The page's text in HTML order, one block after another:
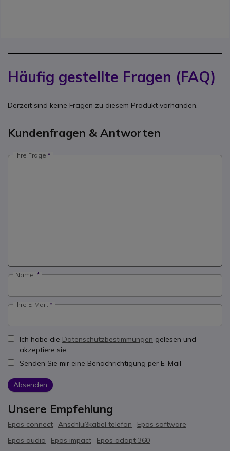
Häufig gestellte Fragen (FAQ)
Derzeit sind keine Fragen zu diesem Produkt vorhanden.
Kundenfragen & Antworten
Ihre Frage
Name:
Ihre E-Mail:
Ich habe die Datenschutzbestimmungen gelesen und
akzeptiere sie.
Senden Sie mir eine Benachrichtigung per E-Mail
Absenden
Unsere Empfehlung
Epos connect Anschlußkabel telefon
Epos software
Epos audio
Epos impact
Epos adapt 360